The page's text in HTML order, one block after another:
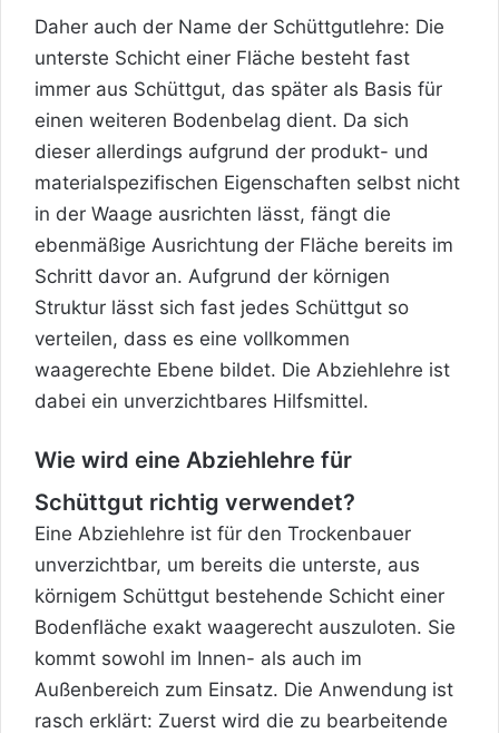
Daher auch der Name der Schüttgutlehre: Die
unterste Schicht einer Fläche besteht fast
immer aus Schüttgut, das später als Basis für
einen weiteren Bodenbelag dient. Da sich
dieser allerdings aufgrund der produkt- und
materialspezifischen Eigenschaften selbst nicht
in der Waage ausrichten lässt, fängt die
ebenmäßige Ausrichtung der Fläche bereits im
Schritt davor an. Aufgrund der körnigen
Struktur lässt sich fast jedes Schüttgut so
verteilen, dass es eine vollkommen
waagerechte Ebene bildet. Die Abziehlehre ist
dabei ein unverzichtbares Hilfsmittel.
Wie wird eine Abziehlehre für
Schüttgut richtig verwendet?
Eine Abziehlehre ist für den Trockenbauer
unverzichtbar, um bereits die unterste, aus
körnigem Schüttgut bestehende Schicht einer
Bodenfläche exakt waagerecht auszuloten. Sie
kommt sowohl im Innen- als auch im
Außenbereich zum Einsatz. Die Anwendung ist
rasch erklärt: Zuerst wird die zu bearbeitende